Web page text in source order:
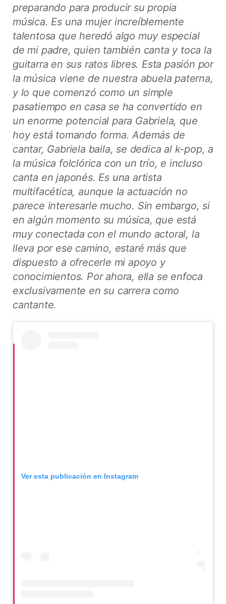
preparando para producir su propia
música. Es una mujer increíblemente
talentosa que heredó algo muy especial
de mi padre, quien también canta y toca la
guitarra en sus ratos libres. Esta pasión por
la música viene de nuestra abuela paterna,
y lo que comenzó como un simple
pasatiempo en casa se ha convertido en
un enorme potencial para Gabriela, que
hoy está tomando forma. Además de
cantar, Gabriela baila, se dedica al k-pop, a
la música folclórica con un trío, e incluso
canta en japonés. Es una artista
multifacética, aunque la actuación no
parece interesarle mucho. Sin embargo, si
en algún momento su música, que está
muy conectada con el mundo actoral, la
lleva por ese camino, estaré más que
dispuesto a ofrecerle mi apoyo y
conocimientos. Por ahora, ella se enfoca
exclusivamente en su carrera como
cantante.
Ver esta publicación en Instagram